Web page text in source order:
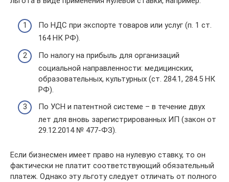
По НДС при экспорте товаров или услуг (п. 1 ст.
164 НК РФ).
По налогу на прибыль для организаций
социальной направленности: медицинских,
образовательных, культурных (ст. 284.1, 284.5 НК
РФ).
По УСН и патентной системе – в течение двух
лет для вновь зарегистрированных ИП (закон от
29.12.2014 № 477-ФЗ).
Если бизнесмен имеет право на нулевую ставку, то он
фактически не платит соответствующий обязательный
платеж. Однако эту льготу следует отличать от полного